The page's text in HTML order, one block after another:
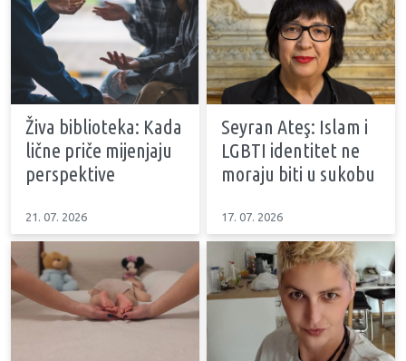
Živa biblioteka: Kada
lične priče mijenjaju
perspektive
21. 07. 2026
Seyran Ateş: Islam i
LGBTI identitet ne
moraju biti u sukobu
17. 07. 2026